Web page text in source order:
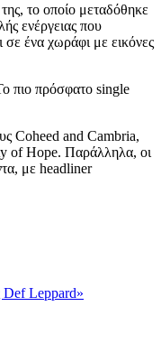
το οποίο μεταδόθηκε
ενέργειας που
σε ένα χωράφι με εικόνες
πιο πρόσφατο single
Coheed and Cambria,
of Hope. Παράλληλα, οι
με headliner
Def Leppard»